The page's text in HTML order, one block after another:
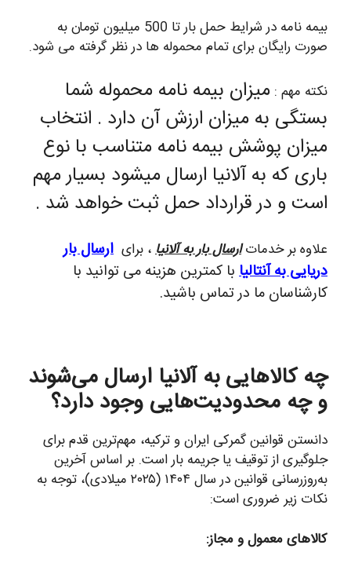
بیمه نامه در شرایط حمل بار تا 500 میلیون تومان به
صورت رایگان برای تمام محموله ها در نظر گرفته می شود.
نکته مهم : میزان بیمه نامه محموله شما
بستگی به میزان ارزش آن دارد . انتخاب
میزان پوشش بیمه نامه متناسب با نوع
باری که به آلانیا ارسال میشود بسیار مهم
است و در قرارداد حمل ثبت خواهد شد .
علاوه بر خدماتارسال بار به آلانیا، برای ارسال بار
دریایی به آنتالیا با کمترین هزینه می توانید با
کارشناسان ما در تماس باشید.
چه کالاهایی به آلانیا ارسال می‌شوند
و چه محدودیت‌هایی وجود دارد؟
دانستن قوانین گمرکی ایران و ترکیه، مهم‌ترین قدم برای
جلوگیری از توقیف یا جریمه بار است. بر اساس آخرین
به‌روزرسانی قوانین در سال ۱۴۰۴ (۲۰۲۵ میلادی)، توجه به
نکات زیر ضروری است:
کالاهای معمول و مجاز: